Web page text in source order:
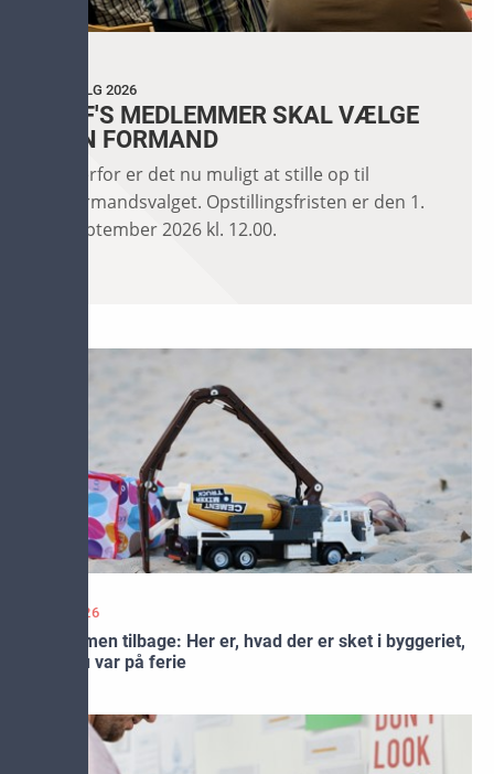
VALG 2026
KF'S MEDLEMMER SKAL VÆLGE
EN FORMAND
Derfor er det nu muligt at stille op til
formandsvalget. Opstillingsfristen er den 1.
september 2026 kl. 12.00.
30.07.2026
Velkommen tilbage: Her er, hvad der er sket i byggeriet,
mens du var på ferie